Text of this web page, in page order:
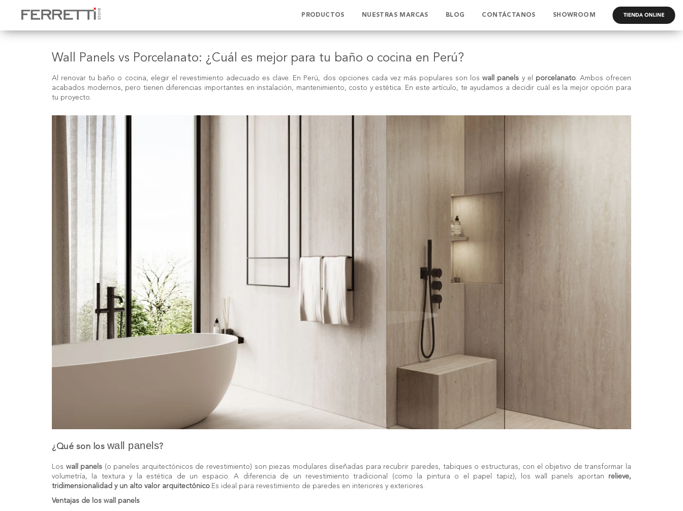
PRODUCTOS NUESTRAS MARCAS BLOG CONTÁCTANOS SHOWROOM .
Wall Panels vs Porcelanato: ¿Cuál es mejor para tu baño o cocina en Perú?
Al renovar tu baño o cocina, elegir el revestimiento adecuado es clave. En Perú, dos opciones cada vez más populares son loswall panels y el porcelanato. Ambos ofrecen
acabados modernos, pero tienen diferencias importantes en instalación, mantenimiento, costo y estética. En este artículo, te ayudamos a decidir cuál es la mejor opción para
tu proyecto.
¿Qué son los wall panels?
Los wall panels (o paneles arquitectónicos de revestimiento) son piezas modulares diseñadas para recubrir paredes, tabiques o estructuras, con el objetivo de transformar la
volumetría, la textura y la estética de un espacio. A diferencia de un revestimiento tradicional (como la pintura o el papel tapiz), los wall panels aportan relieve,
tridimensionalidad y un alto valor arquitectónico Es ideal para revestimiento de paredes en interiores y exteriores.
Ventajas de los wall panels